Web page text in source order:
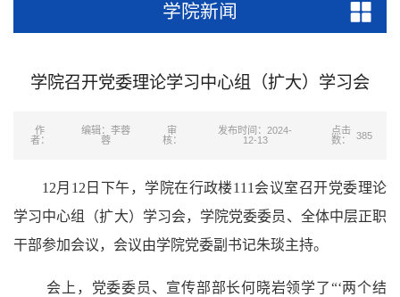
学院新闻
学院召开党委理论学习中心组（扩大）学习会
作
者：
编辑：李蓉
蓉
审
核：
发布时间：2024-
12-13
点击
数：
385
12月12日下午，学院在行政楼111会议室召开党委理论
学习中心组（扩大）学习会，学院党委委员、全体中层正职
干部参加会议，会议由学院党委副书记朱琰主持。
会上，党委委员、宣传部部长何晓岩领学了“‘两个结